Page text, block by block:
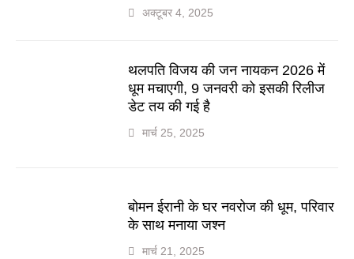
अक्टूबर 4, 2025
थलपति विजय की जन नायकन 2026 में
धूम मचाएगी, 9 जनवरी को इसकी रिलीज
डेट तय की गई है
मार्च 25, 2025
बोमन ईरानी के घर नवरोज की धूम, परिवार
के साथ मनाया जश्न
मार्च 21, 2025